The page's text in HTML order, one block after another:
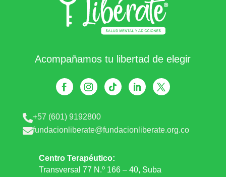
Acompañamos tu libertad de elegir
+57 (601) 9192800
fundacionliberate@fundacionliberate.org.co
Centro Terapéutico:
Transversal 77 N.º 166 – 40, Suba